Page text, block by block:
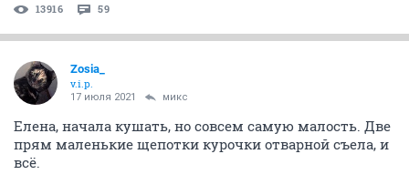
13916 59
Zosia_
v.i.p.
17 июля 2021 микс
Елена, начала кушать, но совсем самую малость. Две
прям маленькие щепотки курочки отварной съела, и
всё.